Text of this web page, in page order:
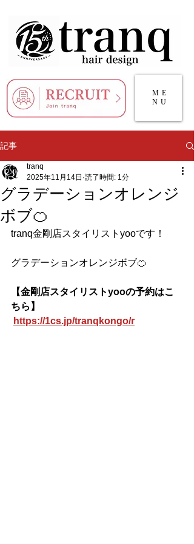
ME
NU
記事
グラデーションオレンジ
ボブ🍊
tranq
2025年11月14日 読了時間: 1分
tranq金剛店スタイリストyooです！
グラデーションオレンジボブ🍊
【金剛店スタイリストyooの予約はこ
ちら】
https://1cs.jp/tranqkongo/r